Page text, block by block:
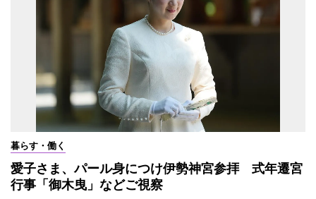
暮らす・働く
愛子さま、パール身につけ伊勢神宮参拝 式年遷宮
行事「御木曳」などご視察